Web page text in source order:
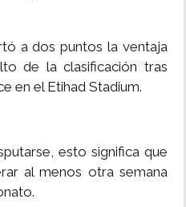
a dos puntos la ventaja
de la clasificación tras
en el Etihad Stadium.
esto significa que
al menos otra semana